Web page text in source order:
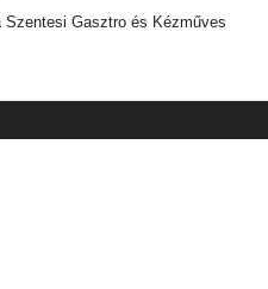
Gasztro és Kézműves